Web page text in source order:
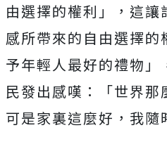
由選擇的權利」，這
感所帶來的自由選擇
予年輕人最好的禮物」
民發出感嘆：「世界那
可是家裏這麼好，我隨